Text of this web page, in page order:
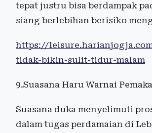
tepat justru bisa berdampak
siang berlebihan berisiko
https://
tidak-bikin-sulit-tidur-malam
9.Suasana Haru Warnai
Suasana duka menyelimuti
dalam tugas perdamaian di